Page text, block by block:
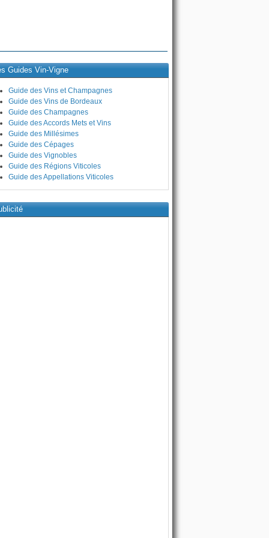
Guides Vin-Vigne
Guide des Vins et Champagnes
Guide des Vins de Bordeaux
Guide des Champagnes
Guide des Accords Mets et Vins
Guide des Millésimes
Guide des Cépages
Guide des Vignobles
Guide des Régions Viticoles
Guide des Appellations Viticoles